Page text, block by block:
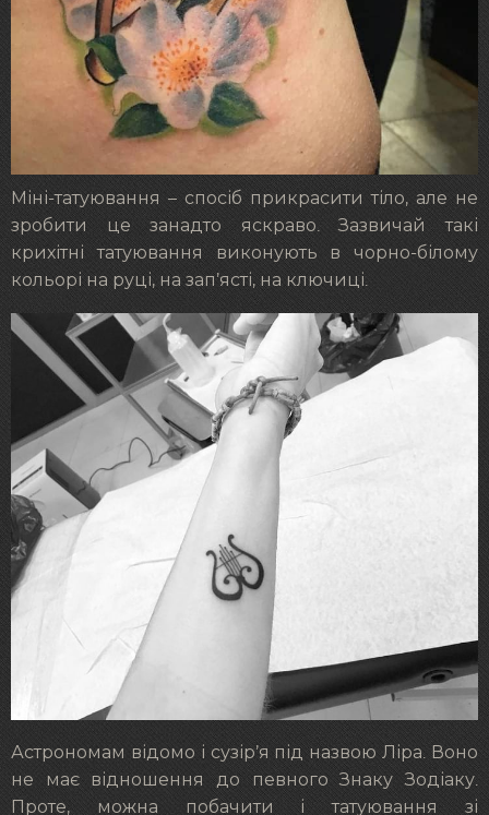
Міні-татуювання – спосіб прикрасити тіло, але не
зробити це занадто яскраво. Зазвичай такі
крихітні татуювання виконують в чорно-білому
кольорі на руці, на зап’ясті, на ключиці.
Астрономам відомо і сузір’я під назвою Ліра. Воно
не має відношення до певного Знаку Зодіаку.
Проте, можна побачити і татуювання зі